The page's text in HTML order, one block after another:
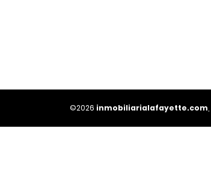
©2026 inmobiliarialafayette.com